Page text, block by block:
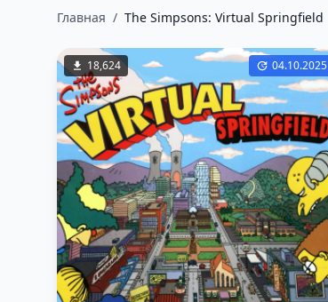
Главная / The Simpsons: Virtual Springfield
18,624 04.10.2025